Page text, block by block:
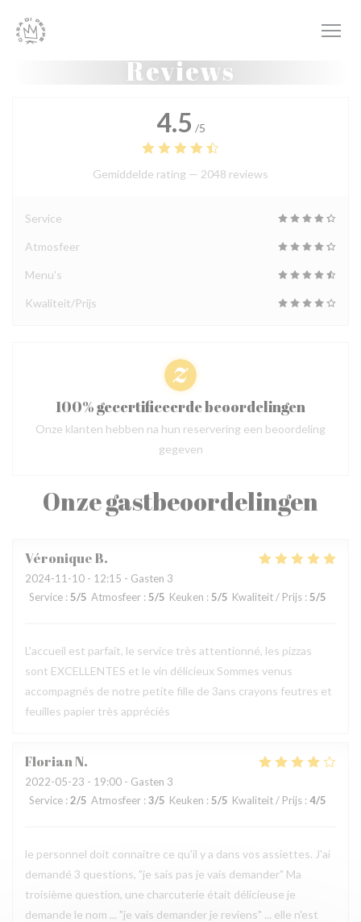
Reviews
Onze gastbeoordelingen
VéroniqueB
2024-11-10 - 12:15 - Gasten 3
Service : 5/5 Atmosfeer : 5/5 Keuken : 5/5 Kwaliteit / Prijs : 5/5
L'accueil est parfait, le service très attentionné, les pizzas
sont EXCELLENTES et le vin délicieux Sommes venus
accompagnés de notre petite fille de 3ans crayons feutres et
feuilles papier très appréciés
FlorianN
2022-05-23 - 19:00 - Gasten 3
Service : 2/5 Atmosfeer : 3/5 Keuken : 5/5 Kwaliteit / Prijs : 4/5
le personnel doit connaitre ce qu'il y a dans vos assiettes. J'ai
demandé 3 questions, "je sais pas je vais demander" Ma
troisième question, une charcuterie était délicieuse je
demande le nom ... "je vais demander je reviens" ... elle n'est
4.5 /5
Gemiddelde rating — 2048 reviews
Service
Atmosfeer
Menu's
Kwaliteit/Prijs
100% gecertificeerde beoordelingen
Onze klanten hebben na hun reservering een beoordeling
gegeven